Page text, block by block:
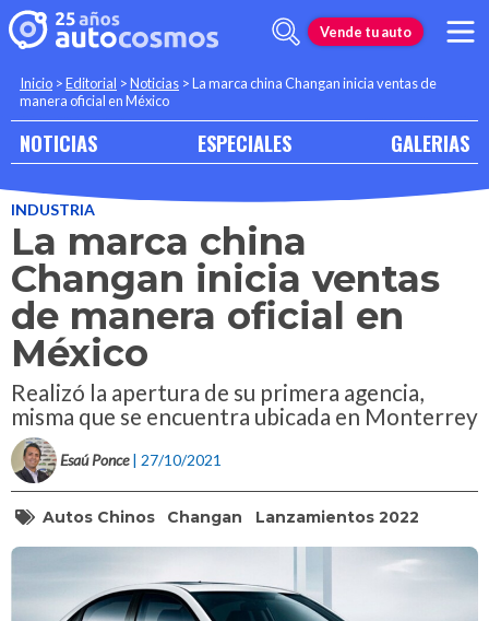
Vende tu auto
Inicio >Editorial >Noticias >La marca china Changan inicia ventas de
manera oficial en México
NOTICIAS ESPECIALES GALERIAS
INDUSTRIA
La marca china
Changan inicia ventas
de manera oficial en
México
Realizó la apertura de su primera agencia,
misma que se encuentra ubicada en Monterrey
Esaú Ponce | 27/10/2021
Autos Chinos Changan Lanzamientos 2022